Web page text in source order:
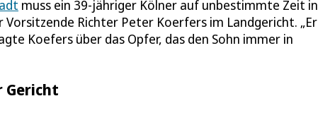
muss ein 39-jähriger Kölner auf unbestimmte Zeit in
Richter Peter Koerfers im Landgericht. „Er
Koefers über das Opfer, das den Sohn immer in
Gericht